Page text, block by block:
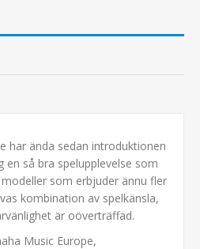
har ända sedan introduktionen
en så bra spelupplevelse som
som erbjuder ännu fler
kombination av spelkänsla,
är oöverträffad.
Music Europe,